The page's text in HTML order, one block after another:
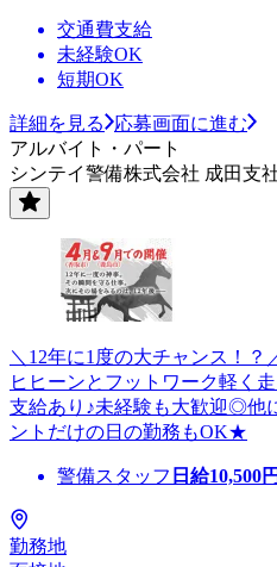
交通費支給
未経験OK
短期OK
詳細を見る
応募画面に進む
アルバイト・パート
シンテイ警備株式会社 成田支
＼12年に1度の大チャンス！
ヒヒーンとフットワーク軽く
支給あり♪未経験も大歓迎◎他
ントだけの日の勤務もOK★
警備スタッフ 日給10,500
勤務地